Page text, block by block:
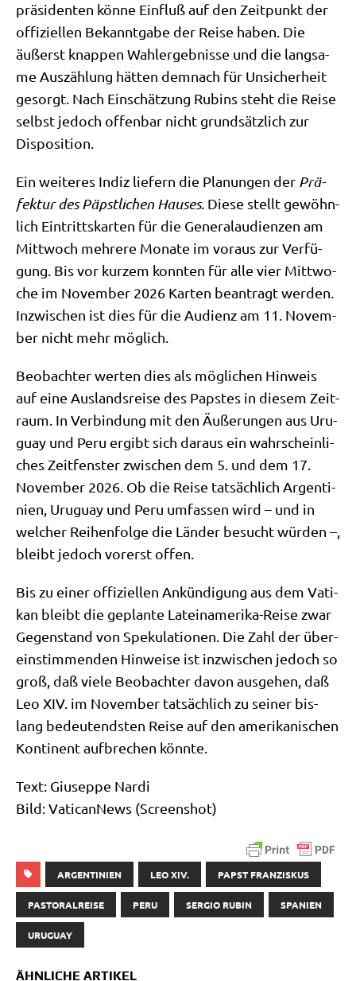
prä­si­den­ten kön­ne Ein­fluß auf den Zeit­punkt der
offi­zi­el­len Bekannt­ga­be der Rei­se haben. Die
äußerst knap­pen Wahl­er­geb­nis­se und die lang­sa­
me Aus­zäh­lung hät­ten dem­nach für Unsi­cher­heit
gesorgt. Nach Ein­schät­zung Rubins steht die Rei­se
selbst jedoch offen­bar nicht grund­sätz­lich zur
Disposition.
Ein wei­te­res Indiz lie­fern die Pla­nun­gen der Prä­
fek­tur des Päpst­li­chen Hau­ses. Die­se stellt gewöhn­
lich Ein­tritts­kar­ten für die Gene­ral­au­di­en­zen am
Mitt­woch meh­re­re Mona­te im vor­aus zur Ver­fü­
gung. Bis vor kur­zem konn­ten für alle vier Mitt­wo­
che im Novem­ber 2026 Kar­ten bean­tragt wer­den.
Inzwi­schen ist dies für die Audi­enz am 11. Novem­
ber nicht mehr möglich.
Beob­ach­ter wer­ten dies als mög­li­chen Hin­weis
auf eine Aus­lands­rei­se des Pap­stes in die­sem Zeit­
raum. In Ver­bin­dung mit den Äuße­run­gen aus Uru­
gu­ay und Peru ergibt sich dar­aus ein wahr­schein­li­
ches Zeit­fen­ster zwi­schen dem 5. und dem 17.
Novem­ber 2026. Ob die Rei­se tat­säch­lich Argen­ti­
ni­en, Uru­gu­ay und Peru umfas­sen wird – und in
wel­cher Rei­hen­fol­ge die Län­der besucht wür­den –,
bleibt jedoch vor­erst offen.
Bis zu einer offi­zi­el­len Ankün­di­gung aus dem Vati­
kan bleibt die geplan­te Latein­ame­ri­ka-Rei­se zwar
Gegen­stand von Spe­ku­la­tio­nen. Die Zahl der über­
ein­stim­men­den Hin­wei­se ist inzwi­schen jedoch so
groß, daß vie­le Beob­ach­ter davon aus­ge­hen, daß
Leo XIV. im Novem­ber tat­säch­lich zu sei­ner bis­
lang bedeu­tend­sten Rei­se auf den ame­ri­ka­ni­schen
Kon­ti­nent auf­bre­chen könnte.
Text: Giu­sep­pe Nar­di
Bild: Vati­can­News (Screen­shot)
ARGENTINIEN LEO XIV. PAPST FRANZISKUS
PASTORALREISE PERU SERGIO RUBIN SPANIEN
URUGUAY
ÄHNLICHE ARTIKEL